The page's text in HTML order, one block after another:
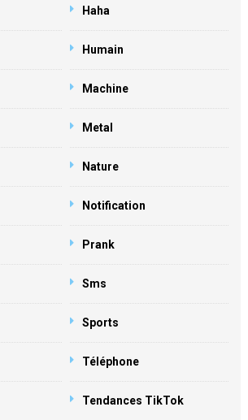
Haha
Humain
Machine
Metal
Nature
Notification
Prank
Sms
Sports
Téléphone
Tendances TikTok